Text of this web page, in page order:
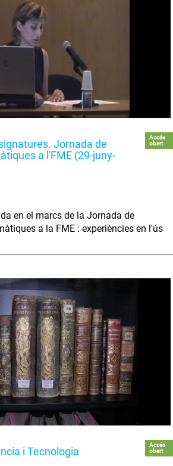
Jornada de
a l'FME (29-juny-
Accés
obert
en el marcs de la Jornada de
a la FME : experiències en l'ús
i Tecnologia
Accés
obert